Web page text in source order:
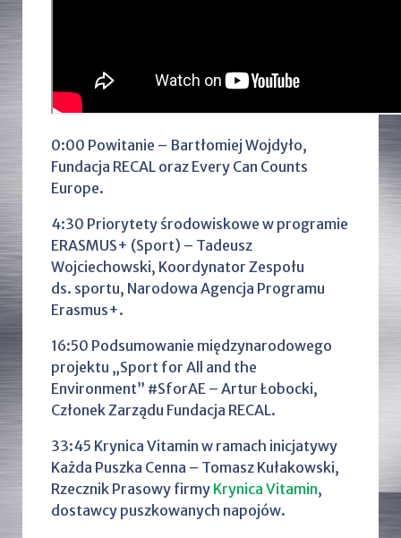
0:00 Powitanie – Bartłomiej Wojdyło,
Fundacja RECAL oraz Every Can Counts
Europe.
4:30 Priorytety środowiskowe w programie
ERASMUS+ (Sport) – Tadeusz
Wojciechowski, Koordynator Zespołu
ds. sportu, Narodowa Agencja Programu
Erasmus+.
16:50 Podsumowanie międzynarodowego
projektu „Sport for All and the
Environment” #SforAE – Artur Łobocki,
Członek Zarządu Fundacja RECAL.
33:45 Krynica Vitamin w ramach inicjatywy
Każda Puszka Cenna – Tomasz Kułakowski,
Rzecznik Prasowy firmy Krynica Vitamin,
dostawcy puszkowanych napojów.